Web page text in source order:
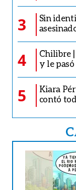
3
Sin
4
Chilibre |
y le
5
Kiara
contó